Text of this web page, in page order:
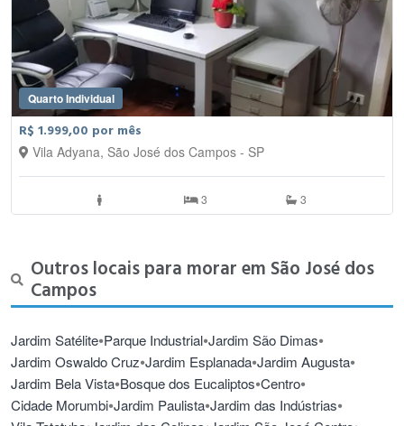
Quarto Individual
R$ 1.999,00 por mês
Vila Adyana, São José dos Campos - SP
3 3
Outros locais para morar em São José dos
Campos
Jardim Satélite•Parque Industrial•Jardim São Dimas•
Jardim Oswaldo Cruz•Jardim Esplanada•Jardim Augusta•
Jardim Bela Vista•Bosque dos Eucaliptos•Centro•
Cidade Morumbi•Jardim Paulista•Jardim das Indústrias•